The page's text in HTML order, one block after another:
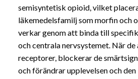
semisyntetisk opioid, vilket
läkemedelsfamilj som morfin och
verkar genom att binda till
och centrala nervsystemet. När
receptorer, blockerar de
och förändrar upplevelsen och